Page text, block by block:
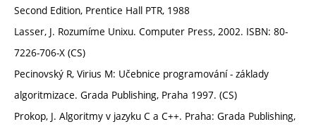
Second Edition, Prentice Hall PTR, 1988
Lasser, J. Rozumíme Unixu. Computer Press, 2002. ISBN: 80-
7226-706-X (CS)
Pecinovský R, Virius M: Učebnice programování - základy
algoritmizace. Grada Publishing, Praha 1997. (CS)
Prokop, J. Algoritmy v jazyku C a C++. Praha: Grada Publishing,